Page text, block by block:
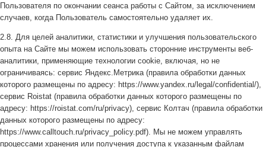
Пользователя по окончании сеанса работы с Сайтом, за исключением
случаев, когда Пользователь самостоятельно удаляет их.
2.8. Для целей аналитики, статистики и улучшения пользовательского
опыта на Сайте мы можем использовать сторонние инструменты веб-
аналитики, применяющие технологии cookie, включая, но не
ограничиваясь: сервис Яндекс.Метрика (правила обработки данных
которого размещены по адресу: https://www.yandex.ru/legal/confidential/),
сервис Roistat (правила обработки данных которого размещены по
адресу: https://roistat.com/ru/privacy), сервис Колтач (правила обработки
данных которого размещены по адресу:
https://www.calltouch.ru/privacy_policy.pdf). Мы не можем управлять
процессами хранения или получения доступа к указанным файлам